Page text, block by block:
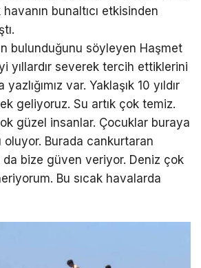
bunaltıcı etkisinden
bulunduğunu söyleyen Haşmet
yıllardır severek tercih ettiklerini
var. Yaklaşık 10 yıldır
geliyoruz. Su artık çok temiz.
güzel insanlar. Çocuklar buraya
Burada cankurtaran
da bize güven veriyor. Deniz çok
Bu sıcak havalarda